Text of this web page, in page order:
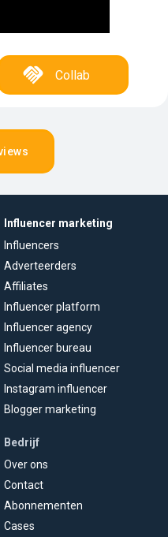
Collab
Influencer marketing
Influencers
Adverteerders
Affiliates
Influencer platform
Influencer agency
Influencer bureau
Social media influencer
Instagram influencer
Blogger marketing
Bedrijf
Over ons
Contact
Abonnementen
Cases